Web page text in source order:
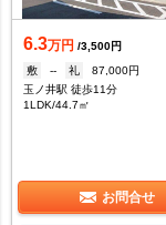
6.3万円 /3,500円
敷
-- 礼
87,000円
玉ノ井駅 徒歩11分
1LDK/44.7㎡
お問合せ